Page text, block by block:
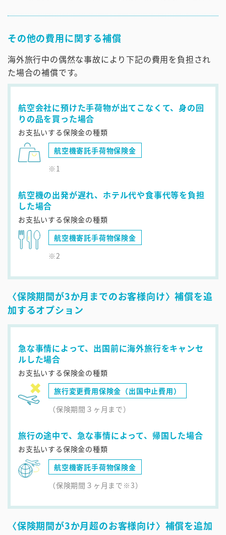
その他の費用に関する補償
海外旅行中の偶然な事故により下記の費用を負担され
た場合の補償です。
航空会社に預けた手荷物が出てこなくて、身の回
りの品を買った場合
お支払いする保険金の種類
航空機寄託手荷物保険金
※1
航空機の出発が遅れ、ホテル代や食事代等を負担
した場合
お支払いする保険金の種類
航空機寄託手荷物保険金
※2
〈保険期間が3か月までのお客様向け〉補償を追
加するオプション
急な事情によって、出国前に海外旅行をキャンセ
ルした場合
お支払いする保険金の種類
旅行変更費用保険金（出国中止費用）
（保険期間３ヶ月まで）
旅行の途中で、急な事情によって、帰国した場合
お支払いする保険金の種類
航空機寄託手荷物保険金
（保険期間３ヶ月まで※3）
〈保険期間が3か月超のお客様向け〉補償を追加